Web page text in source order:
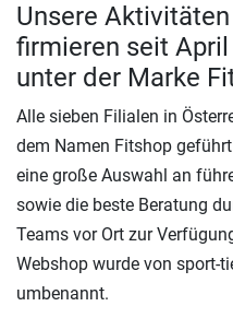
Unsere
firmieren seit
unter der Marke
Alle sieben Filialen in
dem Namen Fitshop
eine große Auswahl an
sowie die beste Beratung
Teams vor Ort zur
Webshop wurde von sport-
umbenannt.